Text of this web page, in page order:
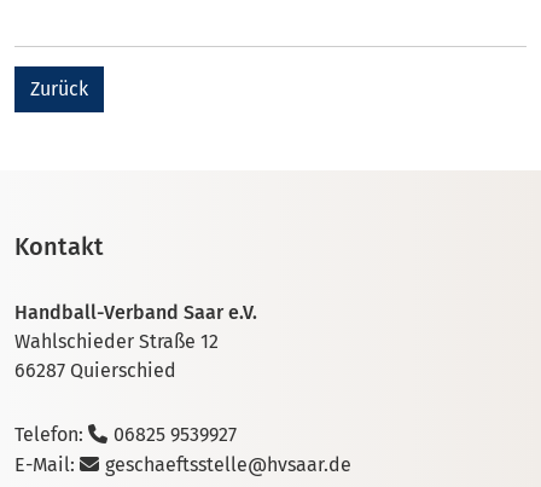
Zurück
Kontakt
Handball-Verband Saar e.V.
Wahlschieder Straße 12
66287 Quierschied
Telefon:
06825 9539927
E-Mail:
geschaeftsstelle@hvsaar.de